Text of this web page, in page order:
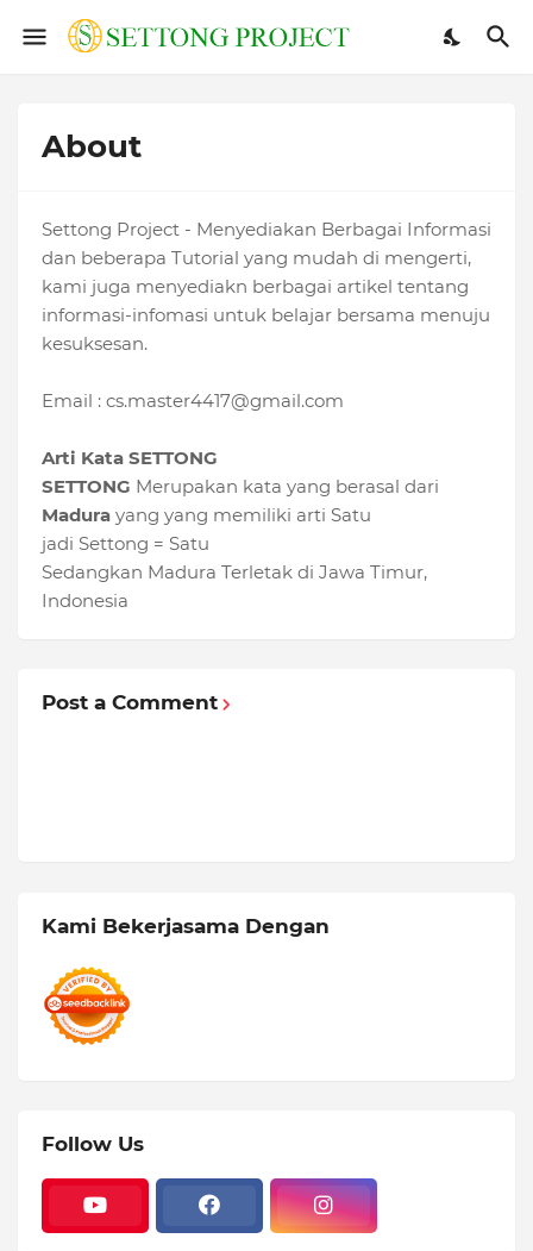
About
Settong Project - Menyediakan Berbagai Informasi
dan beberapa Tutorial yang mudah di mengerti,
kami juga menyediakn berbagai artikel tentang
informasi-infomasi untuk belajar bersama menuju
kesuksesan.
Email : cs.master4417@gmail.com
Arti Kata SETTONG
SETTONG Merupakan kata yang berasal dari
Madura yang yang memiliki arti Satu
jadi Settong = Satu
Sedangkan Madura Terletak di Jawa Timur,
Indonesia
Post a Comment
Kami Bekerjasama Dengan
Follow Us